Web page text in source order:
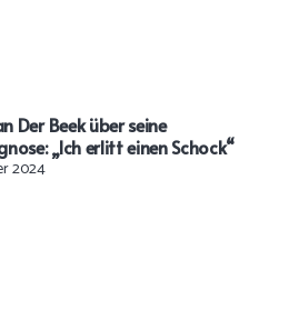
Der Beek über seine
„Ich erlitt einen Schock“
2024